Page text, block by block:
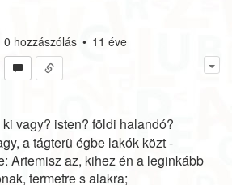
0 hozzászólás • 11 éve
vagy? isten? földi halandó?
a tágterü égbe lakók közt -
Artemisz az, kihez én a leginkább
termetre s alakra;